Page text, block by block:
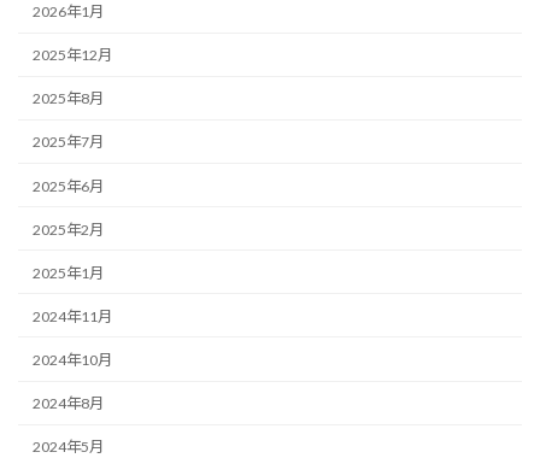
2026年1月
2025年12月
2025年8月
2025年7月
2025年6月
2025年2月
2025年1月
2024年11月
2024年10月
2024年8月
2024年5月